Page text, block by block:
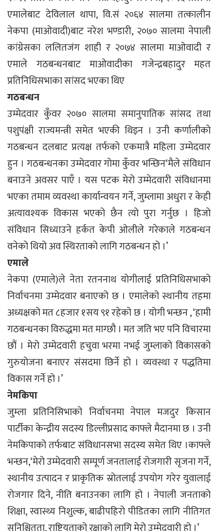
एमालेबाट देविलाल थापा, वि.सं २०६४ सालमा तत्कालीन
नेकपा (माओवादी)बाट नरेश भण्डारी, २०७० सालमा नेपाली
कांग्रेसका ललितजंग शाही र २०७४ सालमा माओवादी र
एमाले गठबन्धनबाट माओवादीका गजेन्द्रबहादुर महत
प्रतिनिधिसभाका सांसद भएका थिए
गठबन्धन
उम्मेदवार कुँवर २०७० सालमा समानुपातिक सांसद तथा
पशुपंक्षी राज्यमन्त्री समेत भएकी थिइन । उनी कर्णालीको
गठबन्धन दलबाट प्रत्यक्ष तर्फको एकमात्रै महिला उम्मेदवार
हुन । गठबन्धनका उम्मेदवार गोमा कुँवर भन्छिन‘मैले संविधान
बनाउने अवसर पाएँ । यस पटक मेरो उम्मेदवारी संविधानमा
भएका तमाम व्यवस्था कार्यान्वयन गर्ने, जुम्लामा अधुरा र केही
अत्यावश्यक विकास भएको छैन त्यो पुरा गर्नुछ । हिजो
संविधान सिध्याउने हर्कत केपी ओलीले गरेकाले गठबन्धन
वनेको थियो अव स्थिरताको लागि गठबन्धन हो ।’
एमाले
नेकपा (एमाले)ले नेता रतननाथ योगीलाई प्रतिनिधिसभाको
निर्वाचनमा उम्मेदवार बनाएको छ । एमालेको स्थानीय तहमा
अध्यक्षको मत ८हजार १सय ९१ रहेको छ । योगी भन्छन , ‘हामी
गठबन्धनका विरुद्धमा मत माग्छौ । मत जति भए पनि विचारमा
छौं । मेरो उम्मेदवारी हचुवा भरमा नभई जुम्लाको विकासको
गुरुयोजना बनाएर संसदमा छिर्ने हो । व्यवस्था र पद्धतिमा
विकास गर्ने हो ।’
नेमकिपा
जुम्ला प्रतिनिसिभाको निर्वाचनमा नेपाल मजदुर किसान
पार्टीका केन्द्रीय सदस्य डिल्लीप्रसाद काफ्ले मैदानमा छ । उनी
नेमकिपाको तर्फबाट संविधानसभा सदस्य समेत थिए ।काफ्ले
भन्छन,‘मेरो उम्मेदवारी सम्पूर्ण जनतालाई रोजगारी सृजना गर्ने,
स्थानीय उत्पादन र प्राकृतिक स्रोतलाई उपयोग गरेर युवालाई
रोजगार दिने, नीति बनाउनका लागि हो । नेपाली जनताको
शिक्षा, स्वास्थ्य निशुल्क, बाढीपहिरो पीडितका लागि नीतिगत